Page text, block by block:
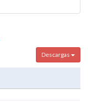
Descargas